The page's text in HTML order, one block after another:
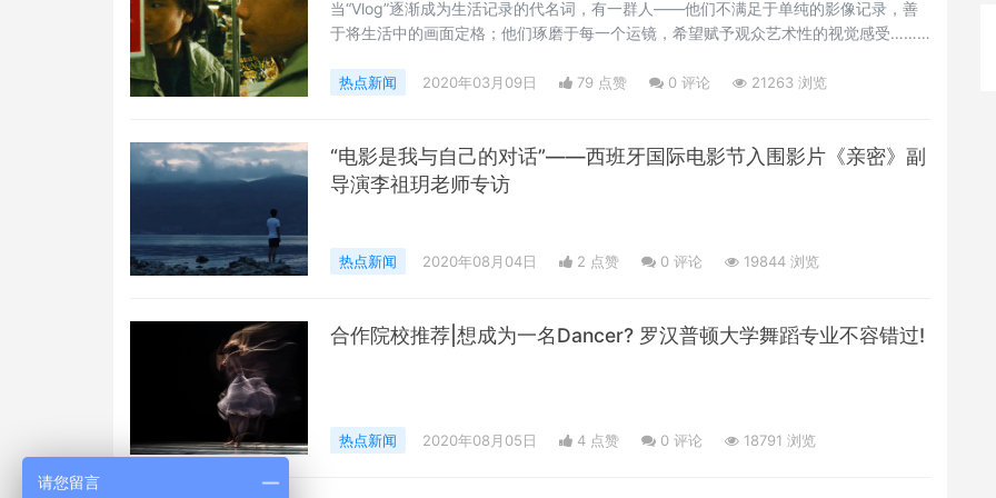
当“Vlog”逐渐成为生活记录的代名词，有一群人——他们不满足于单纯的影像记录，善
于将生活中的画面定格；他们琢磨于每一个运镜，希望赋予观众艺术性的视觉感受……
演员都逼入绝境，从而迸发生机，这位电影人叫做库布里克，而这部电影叫做《闪
热点新闻 2020年03月09日 79 点赞 0 评论 21263 浏览
“电影是我与自己的对话”——西班牙国际电影节入围影片《亲密》副
导演李祖玥老师专访
热点新闻 2020年08月04日 2 点赞 0 评论 19844 浏览
合作院校推荐|想成为一名Dancer? 罗汉普顿大学舞蹈专业不容错过!
热点新闻 2020年08月05日 4 点赞 0 评论 18791 浏览
请您留言